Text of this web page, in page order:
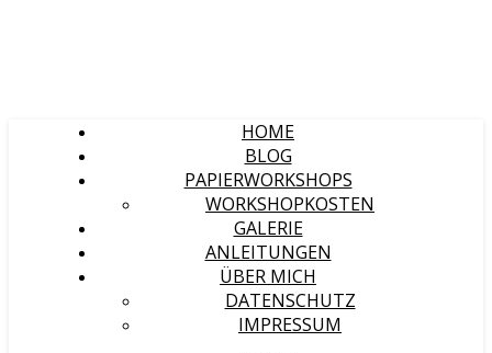
HOME
BLOG
PAPIERWORKSHOPS
WORKSHOPKOSTEN
GALERIE
ANLEITUNGEN
ÜBER MICH
DATENSCHUTZ
IMPRESSUM